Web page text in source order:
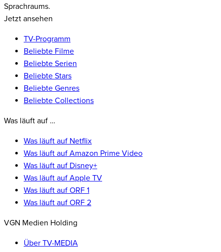
Sprachraums.
Jetzt ansehen
TV-Programm
Beliebte Filme
Beliebte Serien
Beliebte Stars
Beliebte Genres
Beliebte Collections
Was läuft auf …
Was läuft auf Netflix
Was läuft auf Amazon Prime Video
Was läuft auf Disney+
Was läuft auf Apple TV
Was läuft auf ORF 1
Was läuft auf ORF 2
VGN Medien Holding
Über TV-MEDIA